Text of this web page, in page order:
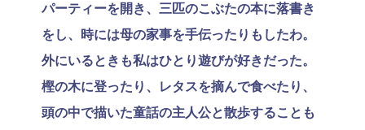
パーティーを開き、三匹のこぶたの本に落書き
をし、時には母の家事を手伝ったりもしたわ。
外にいるときも私はひとり遊びが好きだった。
樫の木に登ったり、レタスを摘んで食べたり、
頭の中で描いた童話の主人公と散歩することも